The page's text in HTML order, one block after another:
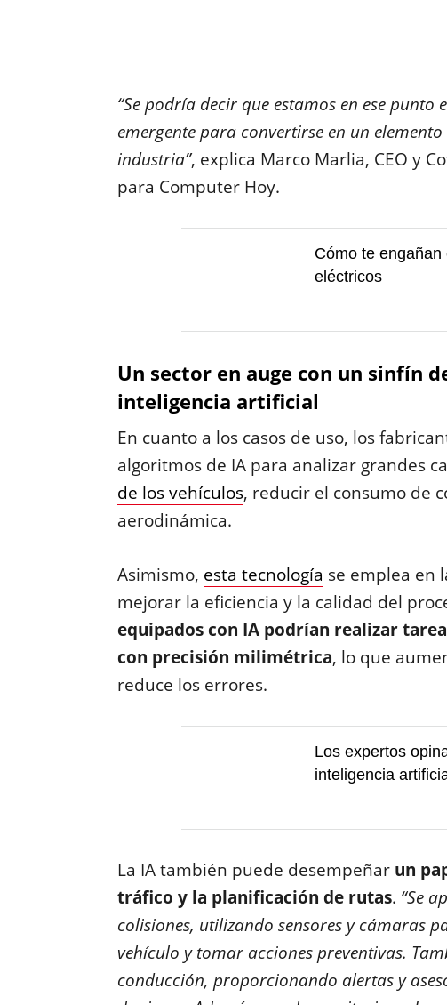
“Se podría decir que estamos en ese
emergente para convertirse en un
industria”, explica Marco Marlia, CEO y
para Computer Hoy.
Cómo te
eléctricos
Un sector en auge con un sinfín
inteligencia artificial
En cuanto a los casos de uso, los
algoritmos de IA para analizar grandes
de los vehículos, reducir el consumo de
aerodinámica.
Asimismo, esta tecnología se emplea en
mejorar la eficiencia y la calidad del
equipados con IA podrían realizar
con precisión milimétrica, lo que
reduce los errores.
Los expertos
inteligencia
La IA también puede desempeñar un
tráfico y la planificación de rutas. “Se
colisiones, utilizando sensores y cámaras
vehículo y tomar acciones preventivas.
conducción, proporcionando alertas y